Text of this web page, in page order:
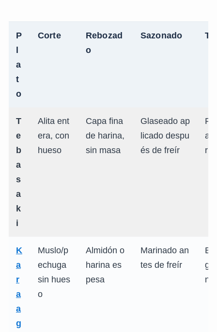
P
l
a
t
o
Corte
Rebozad
o
Sazonado
T
e
b
a
s
a
k
i
Alita ent
era, con
hueso
Capa fina
de harina,
sin masa
Glaseado ap
licado despu
és de freír
K
a
r
a
a
g
Muslo/p
echuga
sin hues
o
Almidón o
harina es
pesa
Marinado an
tes de freír